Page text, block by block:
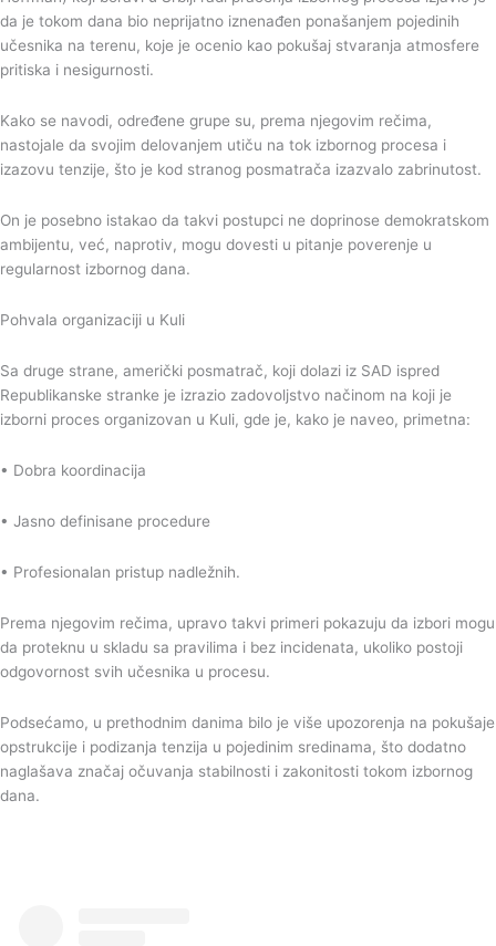
da je tokom dana bio neprijatno iznenađen ponašanjem pojedinih
učesnika na terenu, koje je ocenio kao pokušaj stvaranja atmosfere
pritiska i nesigurnosti.
Kako se navodi, određene grupe su, prema njegovim rečima,
nastojale da svojim delovanjem utiču na tok izbornog procesa i
izazovu tenzije, što je kod stranog posmatrača izazvalo zabrinutost.
On je posebno istakao da takvi postupci ne doprinose demokratskom
ambijentu, već, naprotiv, mogu dovesti u pitanje poverenje u
regularnost izbornog dana.
Pohvala organizaciji u Kuli
Sa druge strane, američki posmatrač, koji dolazi iz SAD ispred
Republikanske stranke je izrazio zadovoljstvo načinom na koji je
izborni proces organizovan u Kuli, gde je, kako je naveo, primetna:
• Dobra koordinacija
• Jasno definisane procedure
• Profesionalan pristup nadležnih.
Prema njegovim rečima, upravo takvi primeri pokazuju da izbori mogu
da proteknu u skladu sa pravilima i bez incidenata, ukoliko postoji
odgovornost svih učesnika u procesu.
Podsećamo, u prethodnim danima bilo je više upozorenja na pokušaje
opstrukcije i podizanja tenzija u pojedinim sredinama, što dodatno
naglašava značaj očuvanja stabilnosti i zakonitosti tokom izbornog
dana.